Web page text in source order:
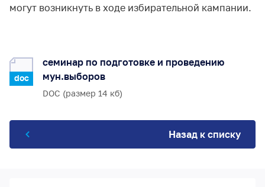
могут возникнуть в ходе избирательной кампании.
doc
семинар по подготовке и проведению
мун.выборов
DOC (размер 14 кб)
Назад к списку